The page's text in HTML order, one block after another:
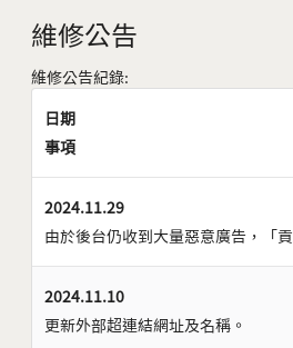
維修公告
維修公告紀錄:
日期
事項
2024.11.29
由於後台仍收到大量惡意廣告，「
2024.11.10
更新外部超連結網址及名稱。